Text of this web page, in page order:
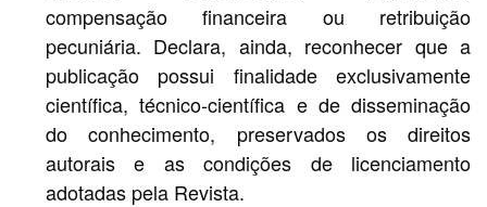
compensação financeira ou retribuição
pecuniária. Declara, ainda, reconhecer que a
publicação possui finalidade exclusivamente
científica, técnico-científica e de disseminação
do conhecimento, preservados os direitos
autorais e as condições de licenciamento
adotadas pela Revista.